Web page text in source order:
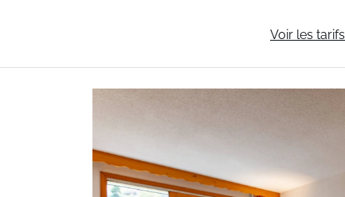
Voir les tarifs